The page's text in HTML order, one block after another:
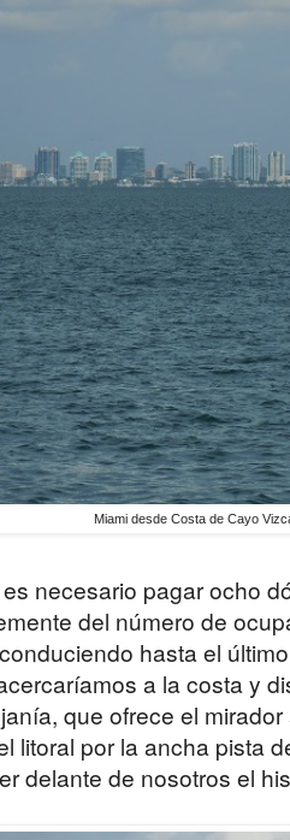
Miami desde Costa de Cayo
necesario pagar ocho
del número de
hasta el
a la costa y
que ofrece el
litoral por la ancha pista
delante de nosotros el